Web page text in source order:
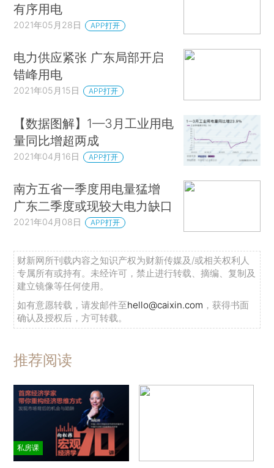
有序用电
2021年05月28日 APP打开
电力供应紧张 广东局部开启
错峰用电
2021年05月15日 APP打开
【数据图解】1—3月工业用电
量同比增超两成
2021年04月16日 APP打开
南方五省一季度用电量猛增
广东二季度或现较大电力缺口
2021年04月08日 APP打开
财新网所刊载内容之知识产权为财新传媒及/或相关权利人
专属所有或持有。未经许可，禁止进行转载、摘编、复制及
建立镜像等任何使用。
如有意愿转载，请发邮件至hello@caixin.com ，获得书面
确认及授权后，方可转载。
推荐阅读
私房课